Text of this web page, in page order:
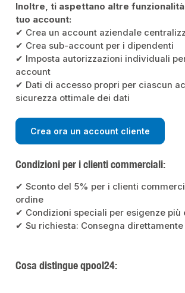
Inoltre, ti aspettano altre
tuo account:
✔ Crea un account aziendale
✔ Crea sub-account per i dipendenti
✔ Imposta autorizzazioni individuali
account
✔ Dati di accesso propri per ciascun
sicurezza ottimale dei dati
Crea ora un account cliente
Condizioni per i clienti commerciali:
✔ Sconto del 5% per i clienti
ordine
✔ Condizioni speciali per esigenze più
✔ Su richiesta: Consegna
Cosa distingue qpool24: